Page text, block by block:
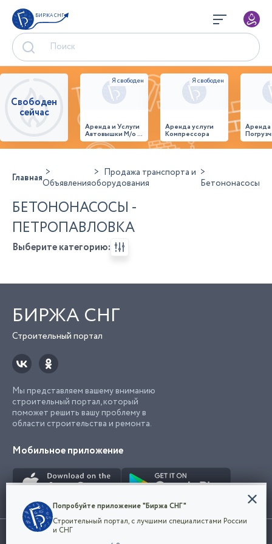
БИРЖА СНГ
Свободен
сейчас
Аренда и Услуги
Автовышки М/о г.
Домодедово
26,28,32 место
Аренда услуги
Компрессора
ГлавнаяОбъявления
Продажа транспорта и
оборудования
Бетононасосы
БЕТОНОНАСОСЫ -
ПЕТРОПАВЛОВКА
Выберите категорию:
БИРЖА СНГ
Строительный портал
Мы представляем вашему вниманию
строительный портал, который
поможет решить вашу проблему в
области строительства и ремонта.
Мобильное приложение
Использование сайта, в том числе подача объявлений, означает
Конфиденциальность
Мы используем файлы cookie, чтобы сделать
наш сайт удобным для каждого
Попробуйте приложение "Биржа СНГ"
Строительный портал, с лучшими специалистами России
и СНГ